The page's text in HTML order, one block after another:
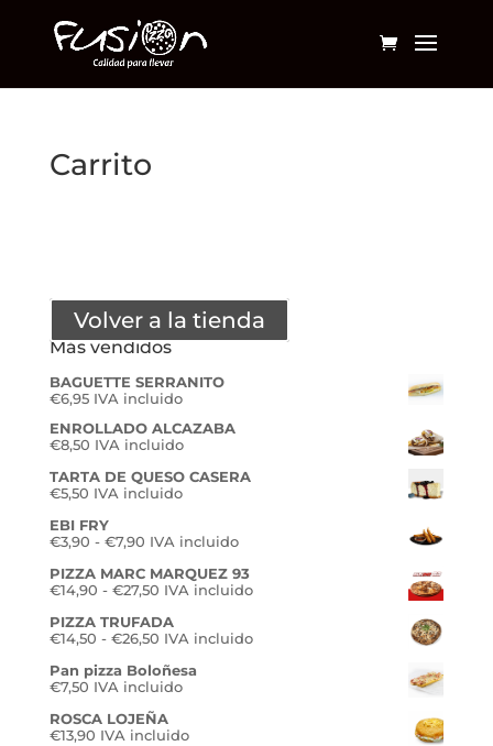
Carrito
Volver a la tienda
Más vendidos
BAGUETTE SERRANITO
€6,95 IVA incluido
ENROLLADO ALCAZABA
€8,50 IVA incluido
TARTA DE QUESO CASERA
€5,50 IVA incluido
EBI FRY
€3,90 - €7,90Rango
precios:
desde
hasta
€7,90
IVA incluido
PIZZA MARC MARQUEZ 93
€14,90 - €27,50Rango
precios:
desde
hasta
€27,50
IVA incluido
PIZZA TRUFADA
€14,50 - €26,50Rango
precios:
desde
hasta
€26,50
IVA incluido
Pan pizza Boloñesa
€7,50 IVA incluido
ROSCA LOJEÑA
€13,90 IVA incluido